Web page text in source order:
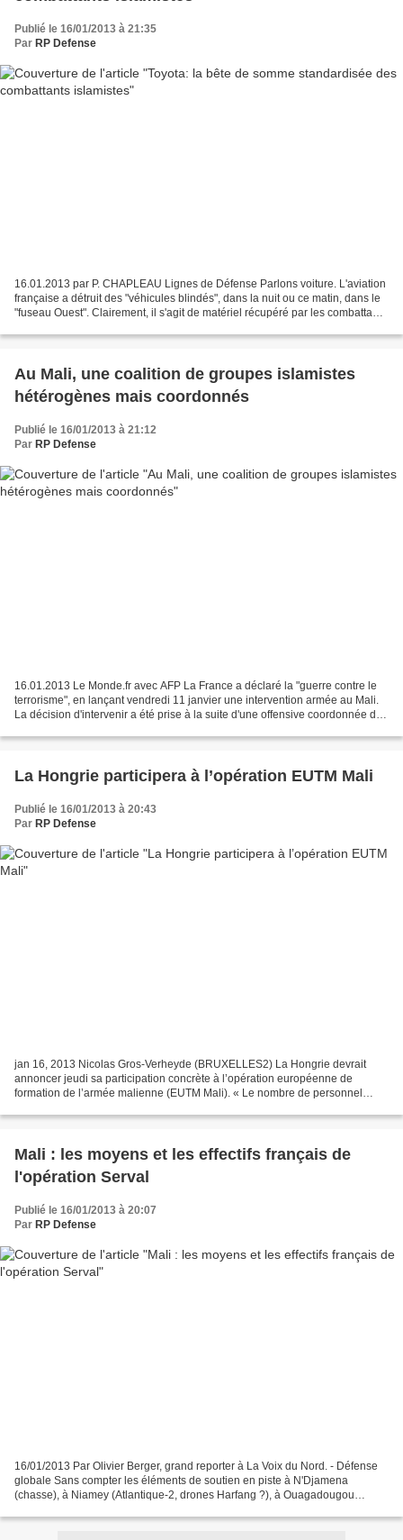
Publié le 16/01/2013 à 21:35
Par RP Defense
16.01.2013 par P. CHAPLEAU Lignes de Défense Parlons voiture. L'aviation
française a détruit des "véhicules blindés", dans la nuit ou ce matin, dans le
"fuseau Ouest". Clairement, il s'agit de matériel récupéré par les combattants
Au Mali, une coalition de groupes islamistes
hétérogènes mais coordonnés
Publié le 16/01/2013 à 21:12
Par RP Defense
16.01.2013 Le Monde.fr avec AFP La France a déclaré la "guerre contre le
terrorisme", en lançant vendredi 11 janvier une intervention armée au Mali.
La décision d'intervenir a été prise à la suite d'une offensive coordonnée des
La Hongrie participera à l’opération EUTM Mali
Publié le 16/01/2013 à 20:43
Par RP Defense
jan 16, 2013 Nicolas Gros-Verheyde (BRUXELLES2) La Hongrie devrait
annoncer jeudi sa participation concrète à l’opération européenne de
formation de l’armée malienne (EUTM Mali). « Le nombre de personnel
Mali : les moyens et les effectifs français de
l'opération Serval
Publié le 16/01/2013 à 20:07
Par RP Defense
16/01/2013 Par Olivier Berger, grand reporter à La Voix du Nord. - Défense
globale Sans compter les éléments de soutien en piste à N'Djamena
(chasse), à Niamey (Atlantique-2, drones Harfang ?), à Ouagadougou